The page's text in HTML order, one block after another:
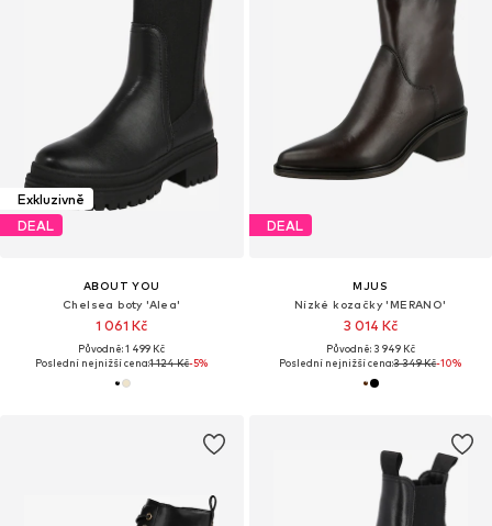
Exkluzivně
DEAL
ABOUT YOU
Chelsea boty 'Alea'
1 061 Kč
Původně: 1 499 Kč
Poslední nejnižší cena:1 124 Kč-5%
DEAL
MJUS
Nízké kozačky 'MERANO'
3 014 Kč
Původně: 3 949 Kč
Poslední nejnižší cena:3 349 Kč-10%